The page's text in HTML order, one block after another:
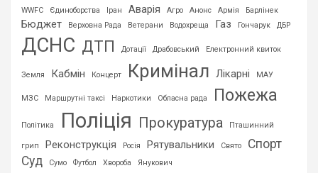
WWFC Єдиноборства Іран Аварія Агро Анонс Армія Барлінек
Бюджет Верховна Рада Ветерани Водохреща Газ Гончарук ДБР
ДСНС ДТП Дотації Драбовський Електронний квиток
Земля Кабмін Концерт Кримінал Лікарні МАУ
МЗС Маршрутні таксі Наркотики Обласна рада Пожежа
Політика Поліція Прокуратура Пташинний
грип Реконструкція Росія Рятувальники Свято
Спорт
Суд
Сумо Футбол Хвороба Янукович